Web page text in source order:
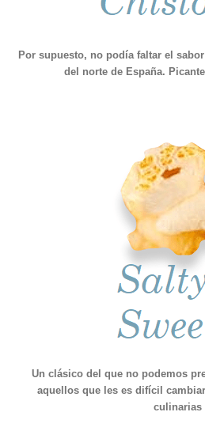
Por supuesto, no podía faltar el
del norte de España.
Un clásico del que no podemos
aquellos que les es difícil
culinarias